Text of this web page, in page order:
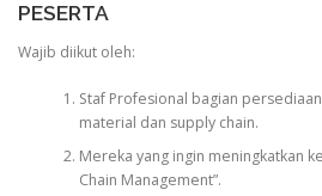
PESERTA
Wajib diikut oleh:
Staf Profesional bagian
material dan supply chain.
Mereka yang ingin meningkatkan
Chain Management”.